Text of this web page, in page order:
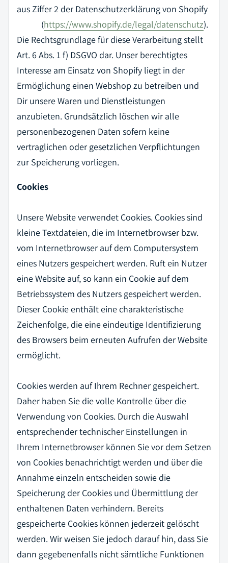
aus Ziffer 2 der Datenschutzerklärung von Shopify
(https://www.shopify.de/legal/datenschutz).
Die Rechtsgrundlage für diese Verarbeitung stellt
Art. 6 Abs. 1 f) DSGVO dar. Unser berechtigtes
Interesse am Einsatz von Shopify liegt in der
Ermöglichung einen Webshop zu betreiben und
Dir unsere Waren und Dienstleistungen
anzubieten. Grundsätzlich löschen wir alle
personenbezogenen Daten sofern keine
vertraglichen oder gesetzlichen Verpflichtungen
zur Speicherung vorliegen.
Cookies
Unsere Website verwendet Cookies. Cookies sind
kleine Textdateien, die im Internetbrowser bzw.
vom Internetbrowser auf dem Computersystem
eines Nutzers gespeichert werden. Ruft ein Nutzer
eine Website auf, so kann ein Cookie auf dem
Betriebssystem des Nutzers gespeichert werden.
Dieser Cookie enthält eine charakteristische
Zeichenfolge, die eine eindeutige Identifizierung
des Browsers beim erneuten Aufrufen der Website
ermöglicht.
Cookies werden auf Ihrem Rechner gespeichert.
Daher haben Sie die volle Kontrolle über die
Verwendung von Cookies. Durch die Auswahl
entsprechender technischer Einstellungen in
Ihrem Internetbrowser können Sie vor dem Setzen
von Cookies benachrichtigt werden und über die
Annahme einzeln entscheiden sowie die
Speicherung der Cookies und Übermittlung der
enthaltenen Daten verhindern. Bereits
gespeicherte Cookies können jederzeit gelöscht
werden. Wir weisen Sie jedoch darauf hin, dass Sie
dann gegebenenfalls nicht sämtliche Funktionen